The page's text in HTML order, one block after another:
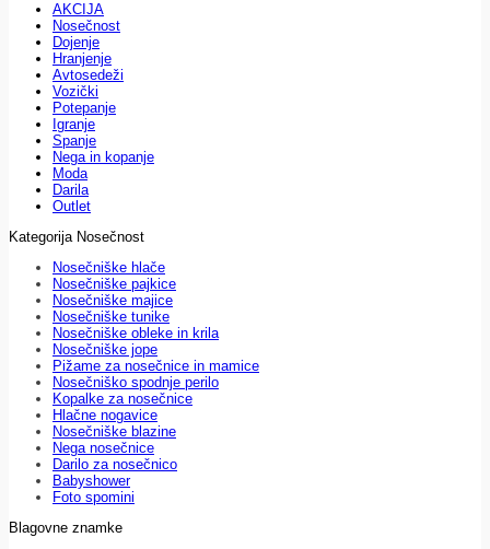
AKCIJA
Nosečnost
Dojenje
Hranjenje
Avtosedeži
Vozički
Potepanje
Igranje
Spanje
Nega in kopanje
Moda
Darila
Outlet
Kategorija Nosečnost
Nosečniške hlače
Nosečniške pajkice
Nosečniške majice
Nosečniške tunike
Nosečniške obleke in krila
Nosečniške jope
Pižame za nosečnice in mamice
Nosečniško spodnje perilo
Kopalke za nosečnice
Hlačne nogavice
Nosečniške blazine
Nega nosečnice
Darilo za nosečnico
Babyshower
Foto spomini
Blagovne znamke